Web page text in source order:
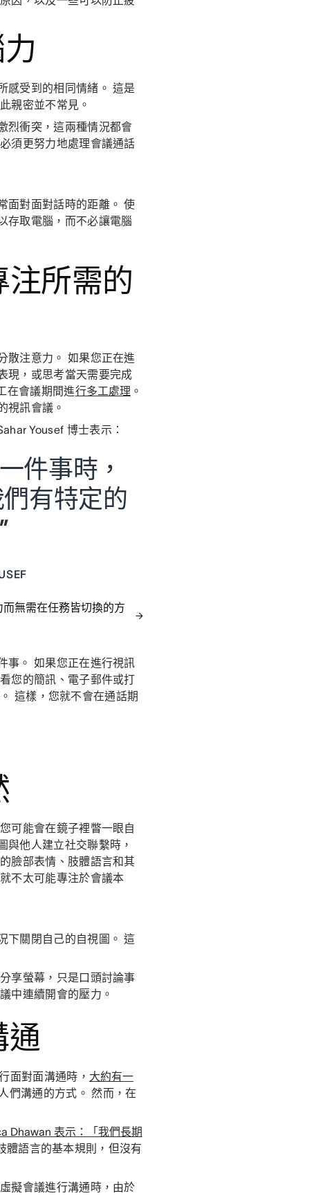
感受到的相同情緒。 這是
親密並不常見。
烈衝突，這兩種情況都會
須更努力地處理會議通話
面對面對話時的距離。 使
存取電腦，而不必讓電腦
注所需的
散注意力。 如果您正在進
現，或思考當天需要完成
在會議期間進行多工處理 。
視訊會議。
Yousef 博士表示：
件事時，
有特定的
無需在任務皆切換的方
事。 如果您正在進行視訊
您的簡訊、電子郵件或打
這樣，您就不會在通話期
可能會在鏡子裡瞥一眼自
與他人建立社交聯繫時，
臉部表情、肢體語言和其
不太可能專注於會議本
下關閉自己的自視圖。 這
享螢幕，只是口頭討論事
中連續開會的壓力。
通
面對面溝通時， 大約有一
們溝通的方式。 然而，在
Dhawan 表示：「我們長期
體語言的基本規則，但沒有
擬會議進行溝通時，由於